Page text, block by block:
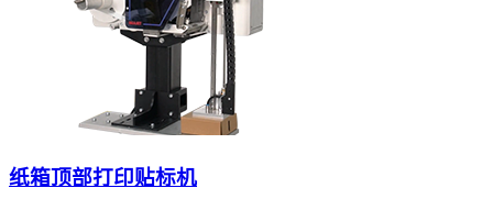
纸箱顶部打印贴标机